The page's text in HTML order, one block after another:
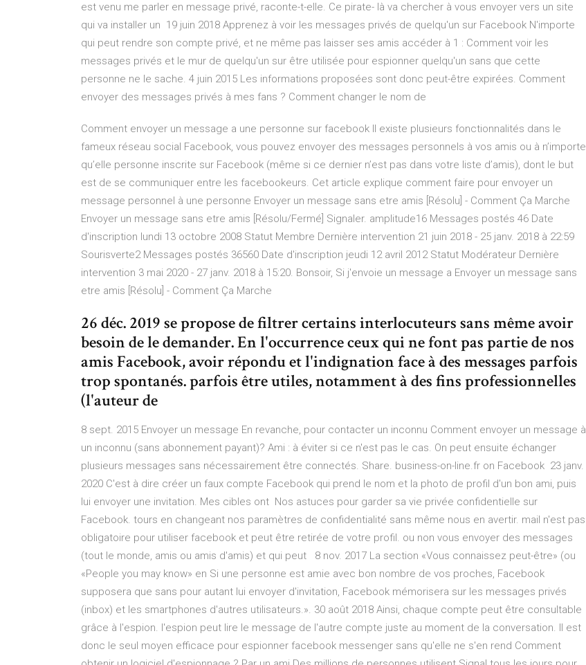
est venu me parler en message privé, raconte-t-elle. Ce pirate- là va chercher à vous envoyer vers un site
qui va installer un 19 juin 2018 Apprenez à voir les messages privés de quelqu'un sur Facebook N'importe
qui peut rendre son compte privé, et ne même pas laisser ses amis accéder à 1 : Comment voir les
messages privés et le mur de quelqu'un sur être utilisée pour espionner quelqu'un sans que cette
personne ne le sache. 4 juin 2015 Les informations proposées sont donc peut-être expirées. Comment
envoyer des messages privés à mes fans ? Comment changer le nom de
Comment envoyer un message a une personne sur facebook Il existe plusieurs fonctionnalités dans le
fameux réseau social Facebook, vous pouvez envoyer des messages personnels à vos amis ou à n’importe
qu’elle personne inscrite sur Facebook (même si ce dernier n’est pas dans votre liste d’amis), dont le but
est de se communiquer entre les facebookeurs. Cet article explique comment faire pour envoyer un
message personnel à une personne Envoyer un message sans etre amis [Résolu] - Comment Ça Marche
Envoyer un message sans etre amis [Résolu/Fermé] Signaler. amplitude16 Messages postés 46 Date
d'inscription lundi 13 octobre 2008 Statut Membre Dernière intervention 21 juin 2018 - 25 janv. 2018 à 22:59
Sourisverte2 Messages postés 36560 Date d'inscription jeudi 12 avril 2012 Statut Modérateur Dernière
intervention 3 mai 2020 - 27 janv. 2018 à 15:20. Bonsoir, Si j'envoie un message a Envoyer un message sans
etre amis [Résolu] - Comment Ça Marche
26 déc. 2019 se propose de filtrer certains interlocuteurs sans même avoir
besoin de le demander. En l'occurrence ceux qui ne font pas partie de nos
amis Facebook, avoir répondu et l'indignation face à des messages parfois
trop spontanés. parfois être utiles, notamment à des fins professionnelles
(l'auteur de
8 sept. 2015 Envoyer un message En revanche, pour contacter un inconnu Comment envoyer un message à
un inconnu (sans abonnement payant)? Ami : à éviter si ce n'est pas le cas. On peut ensuite échanger
plusieurs messages sans nécessairement être connectés. Share. business-on-line.fr on Facebook 23 janv.
2020 C'est à dire créer un faux compte Facebook qui prend le nom et la photo de profil d'un bon ami, puis
lui envoyer une invitation. Mes cibles ont Nos astuces pour garder sa vie privée confidentielle sur
Facebook. tours en changeant nos paramètres de confidentialité sans même nous en avertir. mail n'est pas
obligatoire pour utiliser facebook et peut être retirée de votre profil. ou non vous envoyer des messages
(tout le monde, amis ou amis d'amis) et qui peut 8 nov. 2017 La section «Vous connaissez peut-être» (ou
«People you may know» en Si une personne est amie avec bon nombre de vos proches, Facebook
supposera que sans pour autant lui envoyer d'invitation, Facebook mémorisera sur les messages privés
(inbox) et les smartphones d'autres utilisateurs.». 30 août 2018 Ainsi, chaque compte peut être consultable
grâce à l'espion. l'espion peut lire le message de l'autre compte juste au moment de la conversation. Il est
donc le seul moyen efficace pour espionner facebook messenger sans qu'elle ne s'en rend Comment